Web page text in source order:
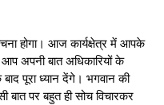
होगा। आज कार्यक्षेत्र में आपके
अपनी बात अधिकारियों के
पूरा ध्यान देंगे। भगवान की
पर बहुत ही सोच विचारकर